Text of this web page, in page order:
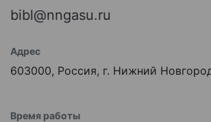
bibl@nngasu.ru
Адрес
603000, Россия, г. Нижний
Время работы